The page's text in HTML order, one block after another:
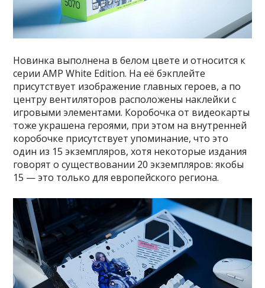
Новинка выполнена в белом цвете и относится к
серии AMP White Edition. На её бэкплейте
присутствует изображение главных героев, а по
центру вентиляторов расположены наклейки с
игровыми элементами. Коробочка от видеокарты
тоже украшена героями, при этом на внутренней
коробочке присутствует упоминание, что это
один из 15 экземпляров, хотя некоторые издания
говорят о существовании 20 экземпляров: якобы
15 — это только для европейского региона.